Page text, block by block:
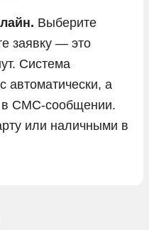
Выберите
заявку — это
Система
автоматически, а
в СМС-сообщении.
или наличными в